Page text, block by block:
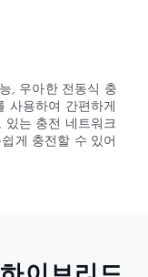
, 우아한 전동식 충
사용하여 간편하게
는 충전 네트워크
게 충전할 수 있어